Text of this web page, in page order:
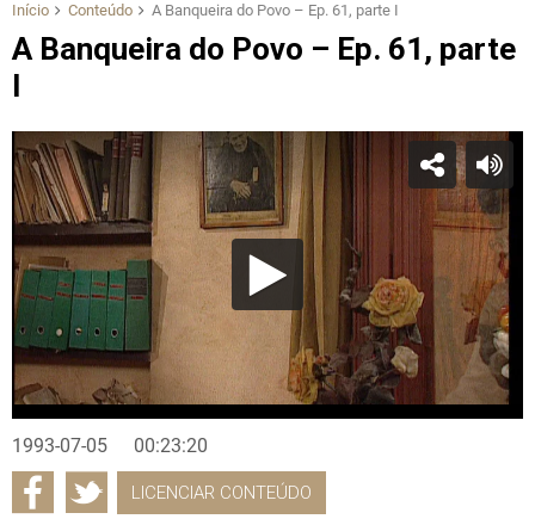
Início Conteúdo A Banqueira do Povo – Ep. 61, parte I
A Banqueira do Povo – Ep. 61, parte
I
1993-07-05 00:23:20
LICENCIAR CONTEÚDO